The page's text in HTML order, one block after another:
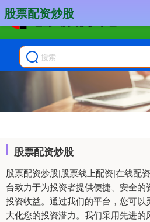
股票配资炒股
股票配资炒股|股票线上配资|在线配
台致力于为投资者提供便捷、安全
投资收益。通过我们的平台，您可
大化您的投资潜力。我们采用先进
股票配资炒股